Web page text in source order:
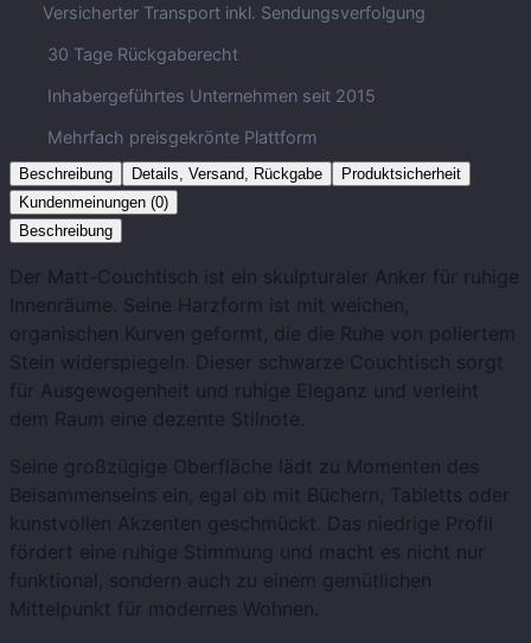
Versicherter Transport inkl. Sendungsverfolgung
30 Tage Rückgaberecht
Inhabergeführtes Unternehmen seit 2015
Mehrfach preisgekrönte Plattform
Beschreibung Details, Versand, Rückgabe
Produktsicherheit
Kundenmeinungen (0)
Beschreibung
Der Matt-Couchtisch ist ein skulpturaler Anker für ruhige
Innenräume. Seine Harzform ist mit weichen,
organischen Kurven geformt, die die Ruhe von poliertem
Stein widerspiegeln. Dieser schwarze Couchtisch sorgt
für Ausgewogenheit und ruhige Eleganz und verleiht
dem Raum eine dezente Stilnote.
Seine großzügige Oberfläche lädt zu Momenten des
Beisammenseins ein, egal ob mit Büchern, Tabletts oder
kunstvollen Akzenten geschmückt. Das niedrige Profil
fördert eine ruhige Stimmung und macht es nicht nur
funktional, sondern auch zu einem gemütlichen
Mittelpunkt für modernes Wohnen.